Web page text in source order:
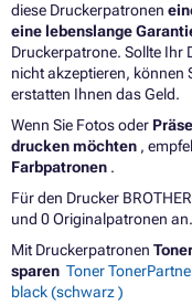
diese Druckerpatronen
eine lebenslange
Druckerpatrone. Sollte Ihr
nicht akzeptieren, können
erstatten Ihnen das Geld.
Wenn Sie Fotos oder
drucken möchten ,
Farbpatronen .
Für den Drucker
und 0 Originalpatronen an.
Mit Druckerpatronen
sparen Toner
black (schwarz )